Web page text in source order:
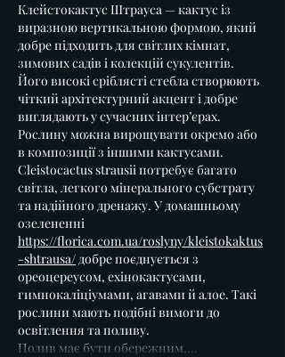
Клейстокактус Штрауса — кактус із
виразною вертикальною формою, який
добре підходить для світлих кімнат,
зимових садів і колекцій сукулентів.
Його високі сріблясті стебла створюють
чіткий архітектурний акцент і добре
виглядають у сучасних інтер’єрах.
Рослину можна вирощувати окремо або
в композиції з іншими кактусами.
Cleistocactus strausii потребує багато
світла, легкого мінерального субстрату
та надійного дренажу. У домашньому
озелененні
https://florica.com.ua/roslyny/kleistokaktus
-shtrausa/ добре поєднується з
ореоцереусом, ехінокактусами,
гимнокаліціумами, агавами й алое. Такі
рослини мають подібні вимоги до
освітлення та поливу.
Полив має бути обережним,…